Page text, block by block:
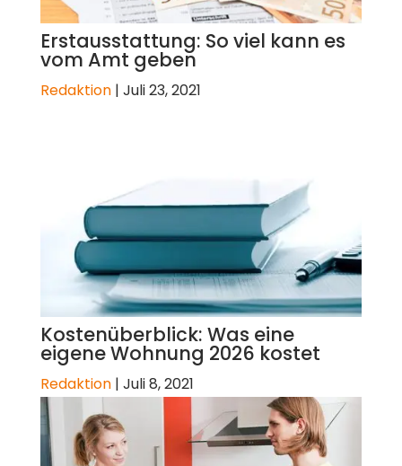
Erstausstattung: So viel kann es
vom Amt geben
Redaktion | Juli 23, 2021
Kostenüberblick: Was eine
eigene Wohnung 2026 kostet
Redaktion | Juli 8, 2021